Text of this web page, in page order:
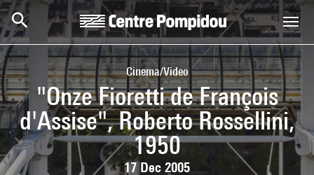
Skip to main content
Centre Pompidou
Cinema/Video
"Onze Fioretti de François
d'Assise", Roberto Rossellini,
1950
17 Dec 2005